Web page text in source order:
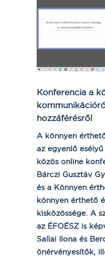
Konferencia a
hozzáférésről
A könnyen
az egyenlő
közös online
Bárczi Gusztáv
és a Könnyen
könnyen érthető
kisközössége. A
az ÉFOÉSZ is
Sallai Ilona és
önérvényesítők,